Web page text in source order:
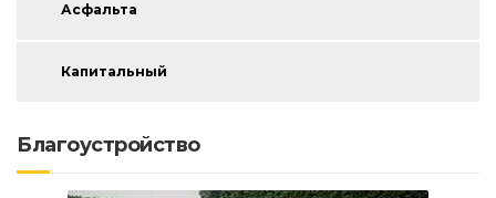
Асфальта
Капитальный
Благоустройство